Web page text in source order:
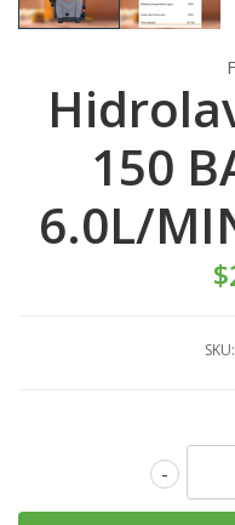
150
6.0L/
SKU:
-